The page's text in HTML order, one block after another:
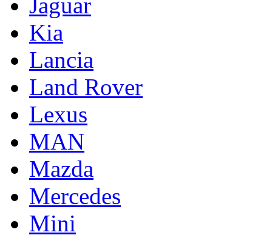
Kia
Lancia
Land Rover
Lexus
MAN
Mazda
Mercedes
Mini